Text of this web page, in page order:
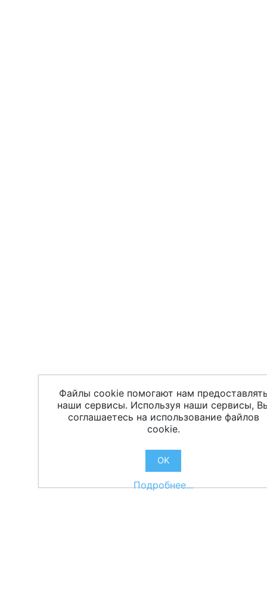
Файлы cookie помогают нам
наши сервисы. Используя наши сервисы,
соглашаетесь на использование файлов
cookie.
OK
Подробнее...